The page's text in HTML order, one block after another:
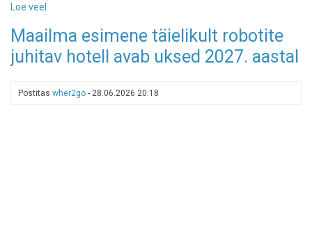
Loe veel
avas
väravad
põnev
Maailma esimene täielikult robotite
juhitav hotell avab uksed 2027. aastal
Postitas wher2go - 28.06.2026 20:18